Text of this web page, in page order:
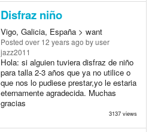
Disfraz niño
Vigo, Galicia, España > want
Posted over 12 years ago by user
jazz2011
Hola: si alguien tuviera disfraz de niño
para talla 2-3 años que ya no utilice o
que nos lo pudiese prestar,yo le estaria
eternamente agradecida. Muchas
gracias
3137 views